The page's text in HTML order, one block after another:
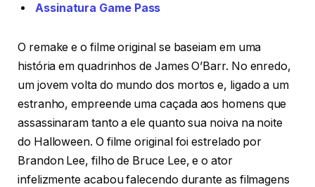
Assinatura Game Pass
O remake e o filme original se baseiam em uma
história em quadrinhos de James O’Barr. No enredo,
um jovem volta do mundo dos mortos e, ligado a um
estranho, empreende uma caçada aos homens que
assassinaram tanto a ele quanto sua noiva na noite
do Halloween. O filme original foi estrelado por
Brandon Lee, filho de Bruce Lee, e o ator
infelizmente acabou falecendo durante as filmagens